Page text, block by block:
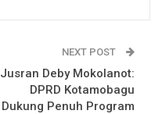
NEXT POST
Jusran Deby Mokolanot:
DPRD Kotamobagu
Dukung Penuh Program